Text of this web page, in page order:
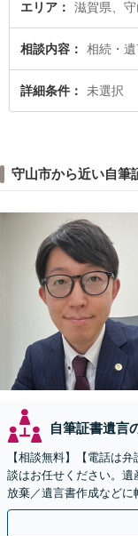
エリア 滋賀県、
相談内容 相続・
詳細条件 未選択
守山市から近い自筆
自筆証書遺言
【相談無料】【電話は
談はお任せください。
放棄／遺言書作成などに
有利な解決を目指しま